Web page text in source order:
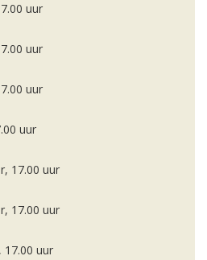
uur
uur
uur
uur
17.00 uur
17.00 uur
17.00 uur